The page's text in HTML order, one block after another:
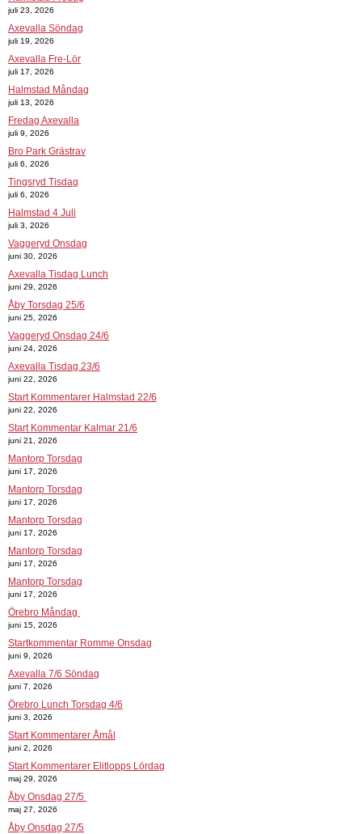
juli 23, 2026
Axevalla Söndag
juli 19, 2026
Axevalla Fre-Lör
juli 17, 2026
Halmstad Måndag
juli 13, 2026
Fredag Axevalla
juli 9, 2026
Bro Park Grästrav
juli 6, 2026
Tingsryd Tisdag
juli 6, 2026
Halmstad 4 Juli
juli 3, 2026
Vaggeryd Onsdag
juni 30, 2026
Axevalla Tisdag Lunch
juni 29, 2026
Åby Torsdag 25/6
juni 25, 2026
Vaggeryd Onsdag 24/6
juni 24, 2026
Axevalla Tisdag 23/6
juni 22, 2026
Start Kommentarer Halmstad 22/6
juni 22, 2026
Start Kommentar Kalmar 21/6
juni 21, 2026
Mantorp Torsdag
juni 17, 2026
Mantorp Torsdag
juni 17, 2026
Mantorp Torsdag
juni 17, 2026
Mantorp Torsdag
juni 17, 2026
Mantorp Torsdag
juni 17, 2026
Örebro Måndag
juni 15, 2026
Startkommentar Romme Onsdag
juni 9, 2026
Axevalla 7/6 Söndag
juni 7, 2026
Örebro Lunch Torsdag 4/6
juni 3, 2026
Start Kommentarer Åmål
juni 2, 2026
Start Kommentarer Elitlopps Lördag
maj 29, 2026
Åby Onsdag 27/5
maj 27, 2026
Åby Onsdag 27/5